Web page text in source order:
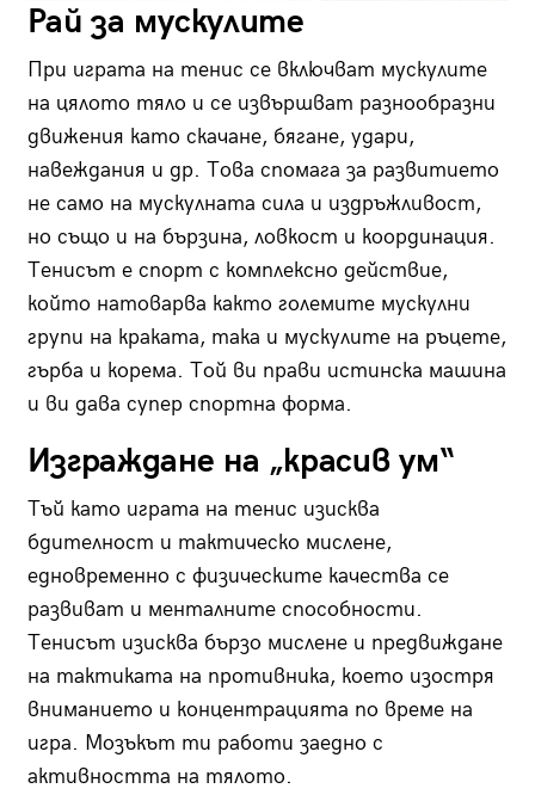
Рай за мускулите
При играта на тенис се включват мускулите
на цялото тяло и се извършват разнообразни
движения като скачане, бягане, удари,
навеждания и др. Това спомага за развитието
не само на мускулната сила и издръжливост,
но също и на бързина, ловкост и координация.
Тенисът е спорт с комплексно действие,
който натоварва както големите мускулни
групи на краката, така и мускулите на ръцете,
гърба и корема. Той ви прави истинска машина
и ви дава супер спортна форма.
Изграждане на „красив ум“
Тъй като играта на тенис изисква
бдителност и тактическо мислене,
едновременно с физическите качества се
развиват и менталните способности.
Тенисът изисква бързо мислене и предвиждане
на тактиката на противника, което изостря
вниманието и концентрацията по време на
игра. Мозъкът ти работи заедно с
активността на тялото.